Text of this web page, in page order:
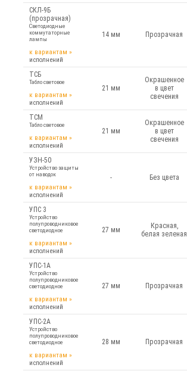
СКЛ-9Б
(прозрачная)
Светодиодные
коммутаторные
лампы
к вариантам »
исполнений
14 мм Прозрачная
ТСБ
Табло световое
к вариантам »
исполнений
21 мм
Окрашенное
в цвет
свечения
ТСМ
Табло световое
к вариантам »
исполнений
21 мм
Окрашенное
в цвет
свечения
УЗН-50
Устройство защиты
от наводок
к вариантам »
исполнений
- Без цвета
УПС 3
Устройство
полупроводниковое
светодиодное
к вариантам »
исполнений
27 мм
Красная,
белая зеленая
УПС-1А
Устройство
полупроводниковое
светодиодное
к вариантам »
исполнений
27 мм Прозрачная
УПС-2А
Устройство
полупроводниковое
светодиодное
к вариантам »
исполнений
28 мм Прозрачная